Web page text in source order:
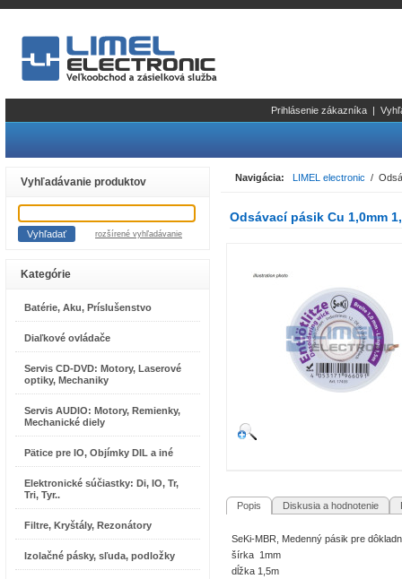
Prihlásenie zákazníka |
Vyhľadávanie produktov
rozšírené vyhľadávanie
Kategórie
Batérie, Aku, Príslušenstvo
Diaľkové ovládače
Servis CD-DVD: Motory, Laserové
optiky, Mechaniky
Servis AUDIO: Motory, Remienky,
Mechanické diely
Pätice pre IO, Objímky DIL a iné
Elektronické súčiastky: Di, IO, Tr,
Tri, Tyr..
Filtre, Kryštály, Rezonátory
Izolačné pásky, sľuda, podložky
Navigácia: LIMEL electronic /
Odsávací pásik Cu 1,0mm
Popis Diskusia a hodnotenie
SeKi-MBR, Medenný pásik pre
šírka 1mm
dĺžka 1,5m